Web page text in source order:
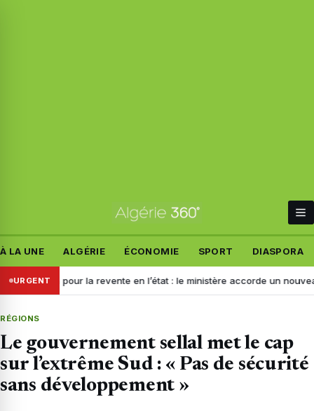
À LA UNE ALGÉRIE ÉCONOMIE SPORT DIASPORA
URGENTpour la revente en l’état : le ministère accorde un nouveau
RÉGIONS
Le gouvernement sellal met le cap
sur l’extrême Sud : « Pas de sécurité
sans développement »